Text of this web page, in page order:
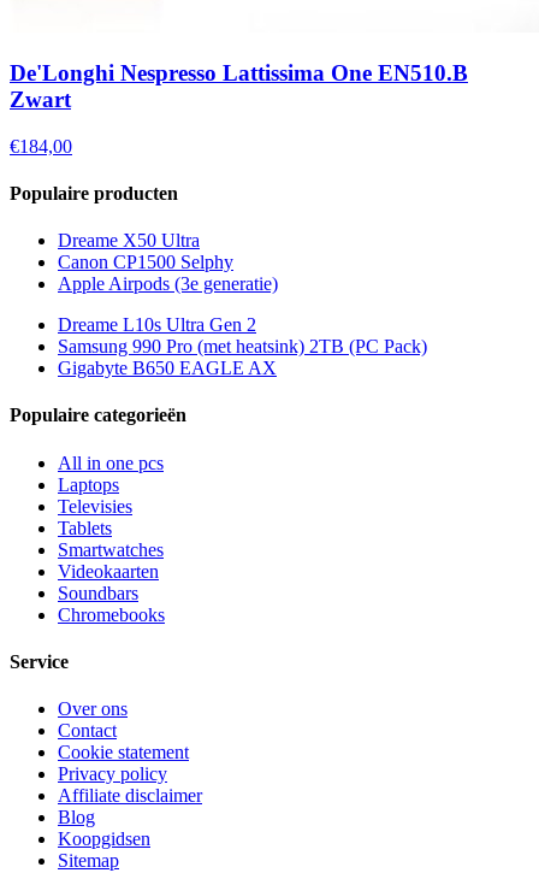
De'Longhi Nespresso Lattissima One EN510.B
Zwart
€184,00
Populaire producten
Dreame X50 Ultra
Canon CP1500 Selphy
Apple Airpods (3e generatie)
Dreame L10s Ultra Gen 2
Samsung 990 Pro (met heatsink) 2TB (PC Pack)
Gigabyte B650 EAGLE AX
Populaire categorieën
All in one pcs
Laptops
Televisies
Tablets
Smartwatches
Videokaarten
Soundbars
Chromebooks
Service
Over ons
Contact
Cookie statement
Privacy policy
Affiliate disclaimer
Blog
Koopgidsen
Sitemap